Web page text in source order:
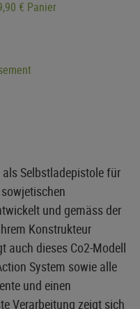
€ Panier
Selbstladepistole für
und gemäss der
Konstrukteur
auch dieses Co2-Modell
System sowie alle
und einen
Verarbeitung zeigt sich